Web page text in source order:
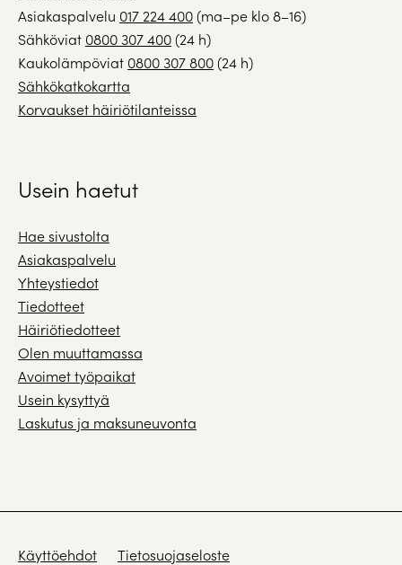
Asiakaspalvelu 017 224 400(ma–pe klo 8–16)
Sähköviat 0800 307 400(24 h)
Kaukolämpöviat 0800 307 800(24 h)
Sähkökatkokartta
Korvaukset häiriötilanteissa
Usein haetut
Hae sivustolta
Asiakaspalvelu
Yhteystiedot
Tiedotteet
Häiriötiedotteet
Olen muuttamassa
Avoimet työpaikat
Usein kysyttyä
Laskutus ja maksuneuvonta
Käyttöehdot Tietosuojaseloste